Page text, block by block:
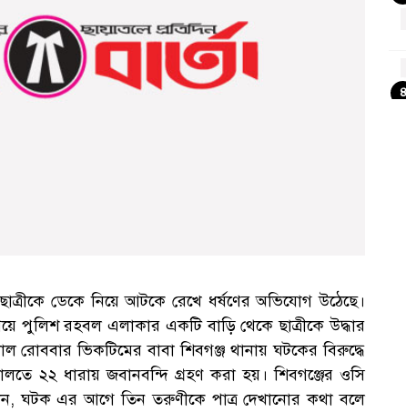
ডেকে নিয়ে আটকে রেখে ধর্ষণের অভিযোগ উঠেছে।
পুলিশ রহবল এলাকার একটি বাড়ি থেকে ছাত্রীকে উদ্ধার
ভিকটিমের বাবা শিবগঞ্জ থানায় ঘটকের বিরুদ্ধে
২২ ধারায় জবানবন্দি গ্রহণ করা হয়। শিবগঞ্জের ওসি
ঘটক এর আগে তিন তরুণীকে পাত্র দেখানোর কথা বলে
৪